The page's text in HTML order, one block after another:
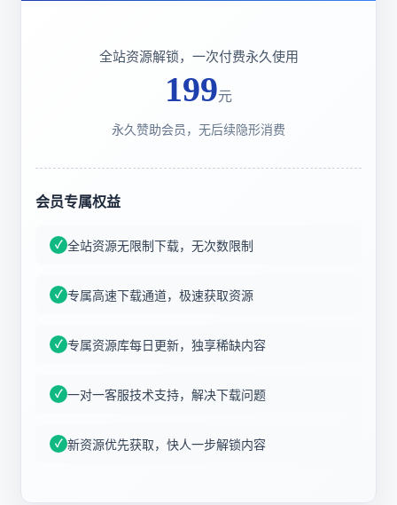
全站资源解锁，一次付费永久使用
199元
永久赞助会员，无后续隐形消费
会员专属权益
全站资源无限制下载，无次数限制
专属高速下载通道，极速获取资源
专属资源库每日更新，独享稀缺内容
一对一客服技术支持，解决下载问题
新资源优先获取，快人一步解锁内容